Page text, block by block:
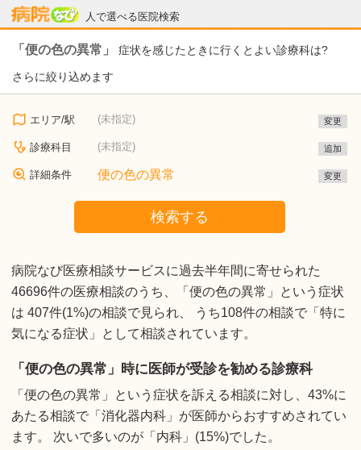
人で選べる医院検索
病院なび
「便の色の異常」 症状を感じたときに行くとよい診療科は?
さらに絞り込めます
エリア/駅 (未指定) 変更
診療科目 (未指定) 追加
詳細条件 便の色の異常 変更
検索する
病院なび医療相談サービスに過去半年間に寄せられた
46696件の医療相談のうち、「便の色の異常」という症状
は 407件(1%)の相談で見られ、 うち108件の相談で「特に
気になる症状」として相談されています。
「便の色の異常」時に医師が受診を勧める診療科
「便の色の異常」という症状を訴える相談に対し、43%に
あたる相談で「消化器内科」が医師からおすすめされてい
ます。 次いで多いのが「内科」(15%)でした。